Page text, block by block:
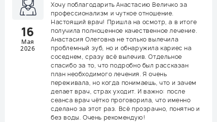
16
Мая
2026
Хочу поблагодарить Анастасию Величко за
профессионализм и чуткое отношение.
Настоящий врач! Пришла на осмотр, а в итоге
получила полноценное качественное лечение.
Анастасия Олеговна не только вылечила
проблемный зуб, но и обнаружила кариес на
соседнем, сразу всё вылечив. Отдельное
спасибо за то, что подробно был рассказан
план необходимого лечения. Я очень
переживала, но когда понимаешь, что и зачем
делает врач, страх уходит. И важно: после
сеанса врач чётко проговорила, что именно
сделано за этот раз. Всё прозрачно, понятно и
без воды. Очень рекомендую!